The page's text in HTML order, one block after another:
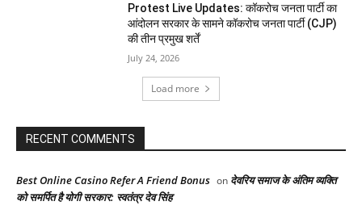
Protest Live Updates: कॉकरोच जनता पार्टी का
आंदोलन सरकार के सामने कॉकरोच जनता पार्टी (CJP)
की तीन प्रमुख शर्तें
July 24, 2026
Load more
RECENT COMMENTS
Best Online Casino Refer A Friend Bonus on देवरिय समाज के अंतिम व्यक्ति
को समर्पित है योगी सरकार: स्वतंत्र देव सिंह